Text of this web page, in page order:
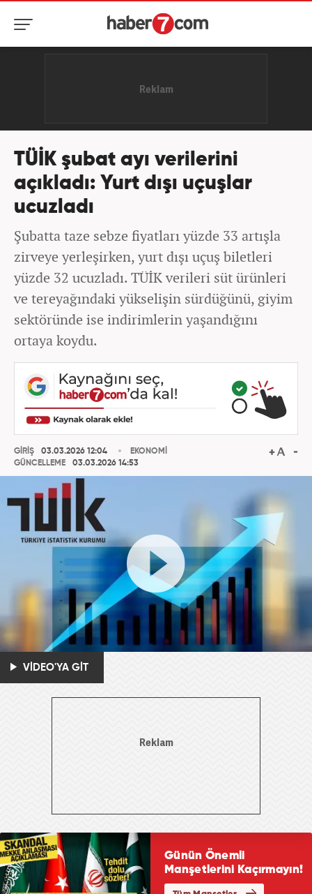
TÜİK şubat ayı verilerini
açıkladı: Yurt dışı uçuşlar
ucuzladı
Şubatta taze sebze fiyatları yüzde 33 artışla
zirveye yerleşirken, yurt dışı uçuş biletleri
yüzde 32 ucuzladı. TÜİK verileri süt ürünleri
ve tereyağındaki yükselişin sürdüğünü, giyim
sektöründe ise indirimlerin yaşandığını
ortaya koydu.
GİRİŞ
03.03.2026 12:04
GÜNCELLEME
03.03.2026 14:53
EKONOMİ
VİDEO'YA GİT